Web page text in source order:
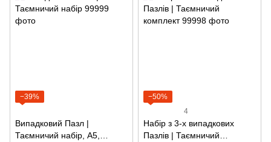
−39%
Випадковий Пазл |
Таємничий набір, А5,
−50%
4
Набір з 3-х випадкових
Пазлів | Таємничий